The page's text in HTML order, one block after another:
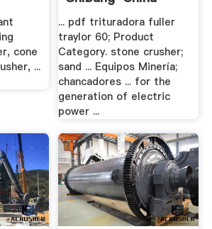
cone
...
... pdf trituradora fuller
traylor 60; Product
Category. stone crusher;
sand ... Equipos Minería;
chancadores ... for the
generation of electric
power ...